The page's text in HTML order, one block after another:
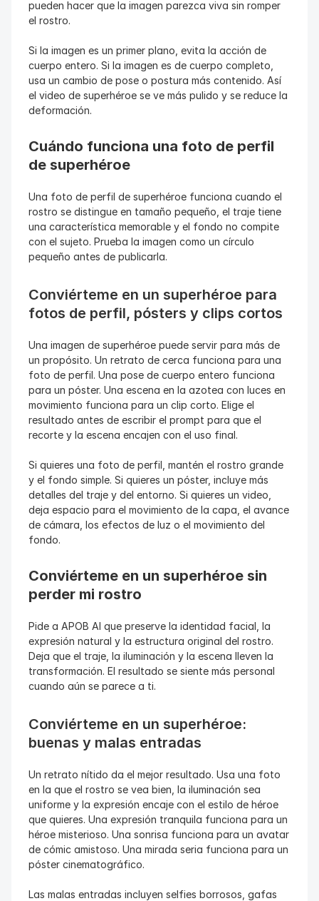
pueden hacer que la imagen parezca viva sin romper
el rostro.
Si la imagen es un primer plano, evita la acción de
cuerpo entero. Si la imagen es de cuerpo completo,
usa un cambio de pose o postura más contenido. Así
el video de superhéroe se ve más pulido y se reduce la
deformación.
Cuándo funciona una foto de perfil
de superhéroe
Una foto de perfil de superhéroe funciona cuando el
rostro se distingue en tamaño pequeño, el traje tiene
una característica memorable y el fondo no compite
con el sujeto. Prueba la imagen como un círculo
pequeño antes de publicarla.
Conviérteme en un superhéroe para
fotos de perfil, pósters y clips cortos
Una imagen de superhéroe puede servir para más de
un propósito. Un retrato de cerca funciona para una
foto de perfil. Una pose de cuerpo entero funciona
para un póster. Una escena en la azotea con luces en
movimiento funciona para un clip corto. Elige el
resultado antes de escribir el prompt para que el
recorte y la escena encajen con el uso final.
Si quieres una foto de perfil, mantén el rostro grande
y el fondo simple. Si quieres un póster, incluye más
detalles del traje y del entorno. Si quieres un video,
deja espacio para el movimiento de la capa, el avance
de cámara, los efectos de luz o el movimiento del
fondo.
Conviérteme en un superhéroe sin
perder mi rostro
Pide a APOB AI que preserve la identidad facial, la
expresión natural y la estructura original del rostro.
Deja que el traje, la iluminación y la escena lleven la
transformación. El resultado se siente más personal
cuando aún se parece a ti.
Conviérteme en un superhéroe:
buenas y malas entradas
Un retrato nítido da el mejor resultado. Usa una foto
en la que el rostro se vea bien, la iluminación sea
uniforme y la expresión encaje con el estilo de héroe
que quieres. Una expresión tranquila funciona para un
héroe misterioso. Una sonrisa funciona para un avatar
de cómic amistoso. Una mirada seria funciona para un
póster cinematográfico.
Las malas entradas incluyen selfies borrosos, gafas